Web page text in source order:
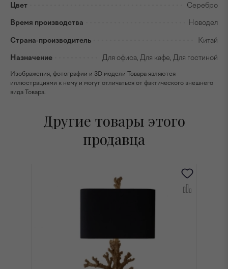
Цвет Серебро
Время производства Новодел
Страна-производитель Китай
Назначение Для офиса, Для кафе, Для гостиной
Изображения, фотографии и 3D модели Товара являются
иллюстрациями к нему и могут отличаться от фактического внешнего
вида Товара.
Другие товары этого
продавца